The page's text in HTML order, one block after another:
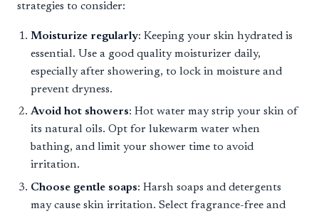
strategies to consider:
Moisturize regularly: Keeping your skin hydrated is
essential. Use a good quality moisturizer daily,
especially after showering, to lock in moisture and
prevent dryness.
Avoid hot showers: Hot water may strip your skin of
its natural oils. Opt for lukewarm water when
bathing, and limit your shower time to avoid
irritation.
Choose gentle soaps: Harsh soaps and detergents
may cause skin irritation. Select fragrance-free and